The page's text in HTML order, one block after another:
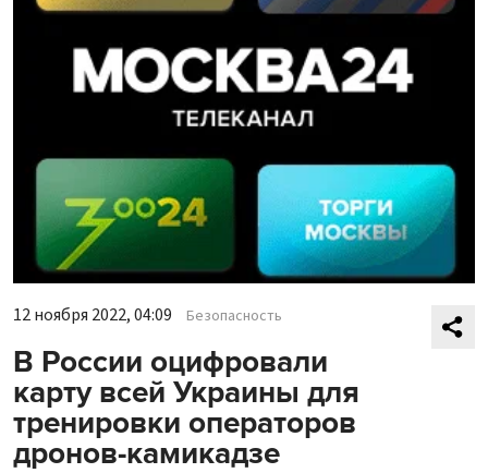
12 ноября 2022, 04:09 Безопасность
В России оцифровали
карту всей Украины для
тренировки операторов
дронов-камикадзе